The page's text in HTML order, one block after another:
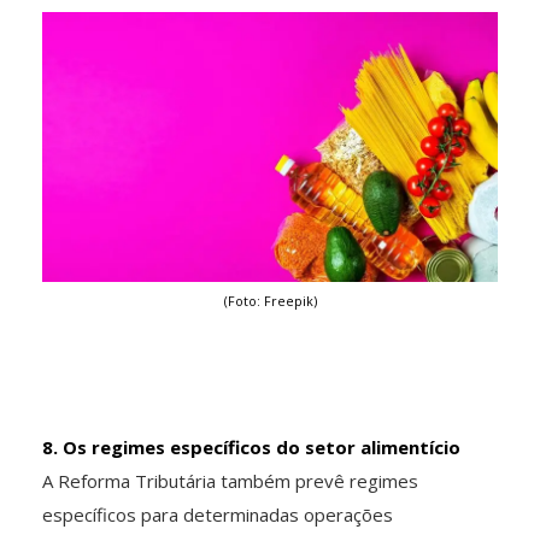
(Foto: Freepik)
8. Os regimes específicos do setor alimentício
A Reforma Tributária também prevê regimes
específicos para determinadas operações